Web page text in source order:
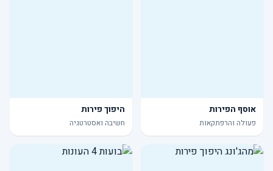
אוסף הפירות
פעולה והרפתקאות
היפוך פירות
חשיבה ואסטרטגיה